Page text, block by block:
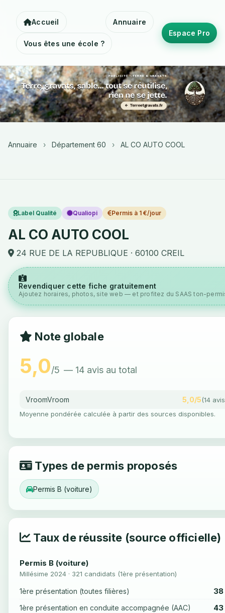
Accueil Annuaire
Vous êtes une école ?
Espace Pro
Annuaire › Département 60 › AL CO AUTO COOL
Label Qualité Qualiopi Permis à 1 €/jour
AL CO AUTO COOL
24 RUE DE LA REPUBLIQUE · 60100 CREIL
Revendiquer cette fiche gratuitement
Ajoutez horaires, photos, site web — et profitez du SAAS ton-
Note globale
5,0/5 — 14 avis au total
VroomVroom 5,0/5(14
Moyenne pondérée calculée à partir des sources disponibles.
Types de permis proposés
Permis B (voiture)
Taux de réussite (source officielle)
Permis B (voiture)
Millésime 2024 · 321 candidats (1ère présentation)
1ère présentation (toutes filières) 38
1ère présentation en conduite accompagnée (AAC) 43